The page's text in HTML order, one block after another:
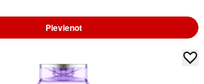
Pievienot